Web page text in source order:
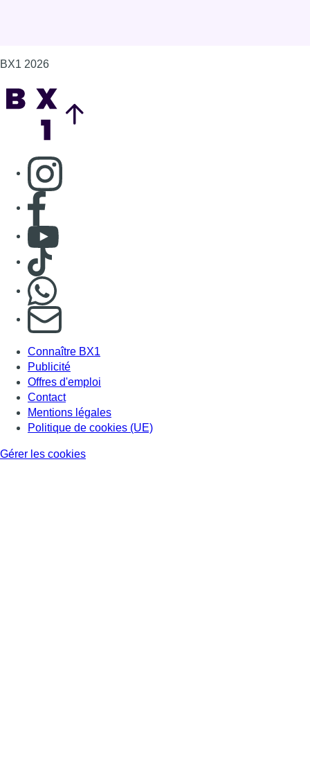
BX1 2026
Consulter page Instagram
Consulter page Facebook
Consulter Youtube
Consulter TikTok
S'abonner à notre newsletter
Connaître BX1
Publicité
Offres d'emploi
Contact
Mentions légales
Politique de cookies (UE)
Gérer les cookies